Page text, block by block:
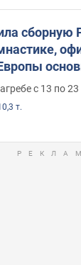
сборную
с 13 по 23
т.